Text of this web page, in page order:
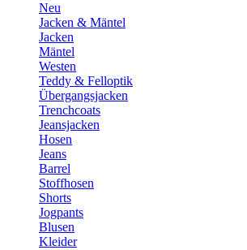
Neu
Jacken & Mäntel
Jacken
Mäntel
Westen
Teddy & Felloptik
Übergangsjacken
Trenchcoats
Jeansjacken
Hosen
Jeans
Barrel
Stoffhosen
Shorts
Jogpants
Blusen
Kleider